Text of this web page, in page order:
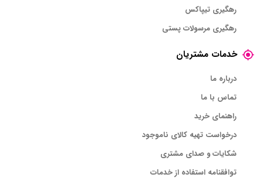
رهگیری تیپاکس
رهگیری مرسولات پستی
خدمات مشتریان
درباره ما
تماس با ما
راهنمای خرید
درخواست تهیه کالای ناموجود
شکایات و صدای مشتری
توافقنامه استفاده از خدمات